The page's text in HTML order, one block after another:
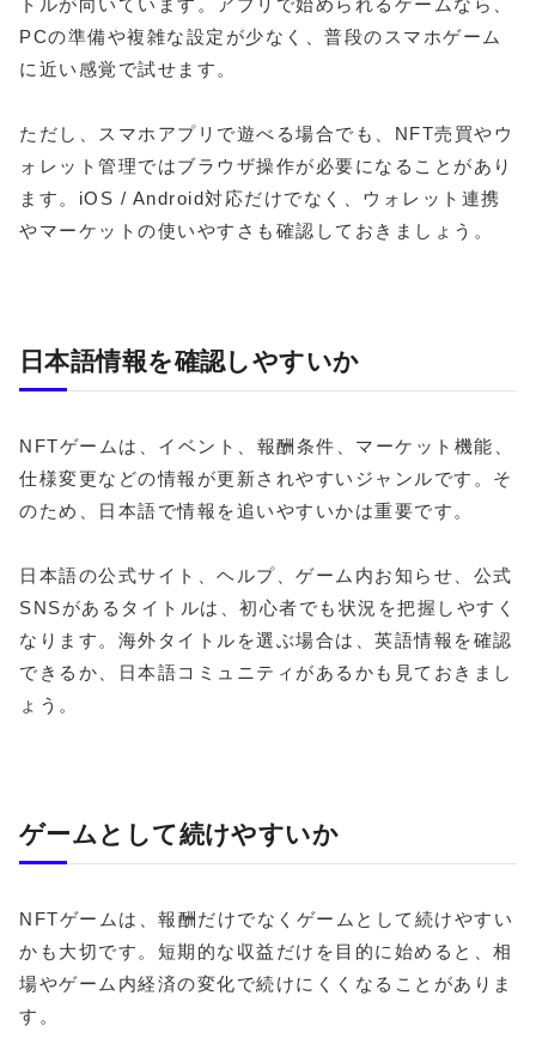
トルが向いています。アプリで始められるゲームなら、
PCの準備や複雑な設定が少なく、普段のスマホゲーム
に近い感覚で試せます。
ただし、スマホアプリで遊べる場合でも、NFT売買やウ
ォレット管理ではブラウザ操作が必要になることがあり
ます。iOS / Android対応だけでなく、ウォレット連携
やマーケットの使いやすさも確認しておきましょう。
日本語情報を確認しやすいか
NFTゲームは、イベント、報酬条件、マーケット機能、
仕様変更などの情報が更新されやすいジャンルです。そ
のため、日本語で情報を追いやすいかは重要です。
日本語の公式サイト、ヘルプ、ゲーム内お知らせ、公式
SNSがあるタイトルは、初心者でも状況を把握しやすく
なります。海外タイトルを選ぶ場合は、英語情報を確認
できるか、日本語コミュニティがあるかも見ておきまし
ょう。
ゲームとして続けやすいか
NFTゲームは、報酬だけでなくゲームとして続けやすい
かも大切です。短期的な収益だけを目的に始めると、相
場やゲーム内経済の変化で続けにくくなることがありま
す。